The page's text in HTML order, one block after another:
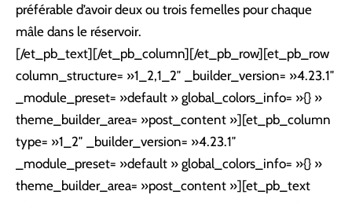
préférable d’avoir deux ou trois femelles pour chaque
mâle dans le réservoir.
[/et_pb_text][/et_pb_column][/et_pb_row][et_pb_row
column_structure= »1_2,1_2″ _builder_version= »4.23.1″
_module_preset= »default » global_colors_info= »{} »
theme_builder_area= »post_content »][et_pb_column
type= »1_2″ _builder_version= »4.23.1″
_module_preset= »default » global_colors_info= »{} »
theme_builder_area= »post_content »][et_pb_text